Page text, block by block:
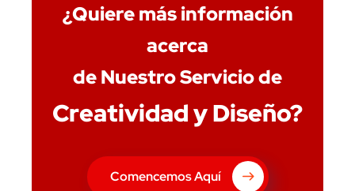
¿Quiere más información
acerca
de Nuestro Servicio de
Creatividad y Diseño?
Comencemos Aquí